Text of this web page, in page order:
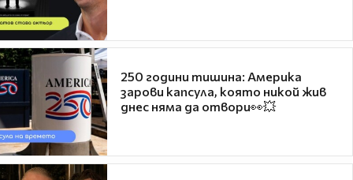
250 години тишина: Америка
зарови капсула, която никой жив
днес няма да отвори👀💥